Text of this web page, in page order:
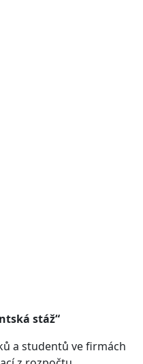
stáž“
a studentů ve firmách